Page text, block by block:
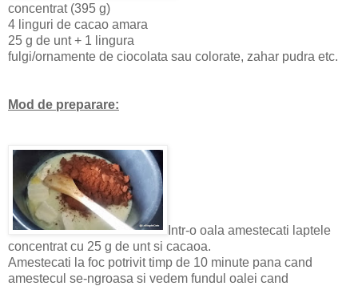
concentrat (395 g)
4 linguri de cacao amara
25 g de unt + 1 lingura
fulgi/ornamente de ciocolata sau colorate, zahar pudra etc.
Mod de preparare:
Intr-o oala amestecati laptele
concentrat cu 25 g de unt si cacaoa.
Amestecati la foc potrivit timp de 10 minute pana cand
amestecul se-ngroasa si vedem fundul oalei cand